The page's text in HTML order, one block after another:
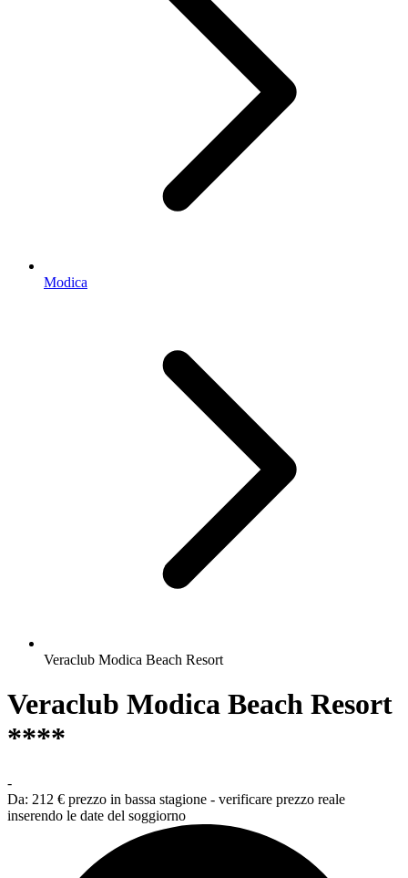
Modica
Veraclub Modica Beach Resort
Veraclub Modica Beach Resort
****
-
Da: 212 € prezzo in bassa stagione - verificare prezzo reale
inserendo le date del soggiorno